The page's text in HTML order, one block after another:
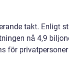
takt. Enligt
nå 4,9
för